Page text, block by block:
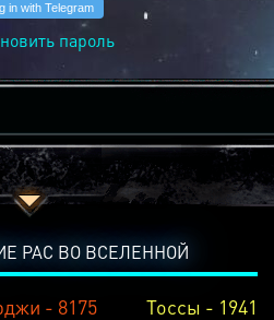
пароль
РАС ВО ВСЕЛЕННОЙ
- 8175 Тоссы - 1941